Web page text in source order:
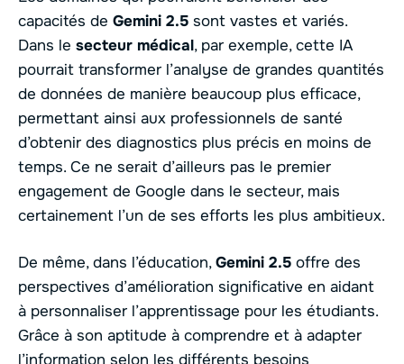
capacités de Gemini 2.5 sont vastes et variés.
Dans le secteur médical, par exemple, cette IA
pourrait transformer l’analyse de grandes quantités
de données de manière beaucoup plus efficace,
permettant ainsi aux professionnels de santé
d’obtenir des diagnostics plus précis en moins de
temps. Ce ne serait d’ailleurs pas le premier
engagement de Google dans le secteur, mais
certainement l’un de ses efforts les plus ambitieux.
De même, dans l’éducation,Gemini 2.5 offre des
perspectives d’amélioration significative en aidant
à personnaliser l’apprentissage pour les étudiants.
Grâce à son aptitude à comprendre et à adapter
l’information selon les différents besoins